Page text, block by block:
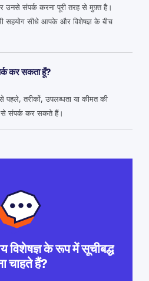
उनसे संपर्क करना पूरी तरह से मुफ़्त है।
सहयोग सीधे आपके और विशेषज्ञ के बीच
कर सकता हूँ?
तरीकों, उपलब्धता या कीमत की
से संपर्क कर सकते हैं।
विशेषज्ञ के रूप में सूचीबद्ध
चाहते हैं?